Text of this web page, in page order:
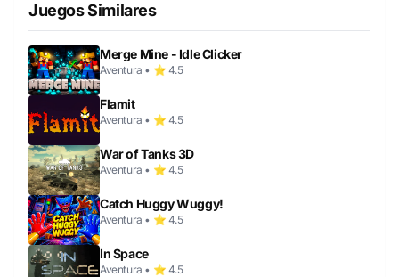
Juegos Similares
Merge Mine - Idle Clicker
Aventura • ⭐ 4.5
Flamit
Aventura • ⭐ 4.5
War of Tanks 3D
Aventura • ⭐ 4.5
Catch Huggy Wuggy!
Aventura • ⭐ 4.5
In Space
Aventura • ⭐ 4.5